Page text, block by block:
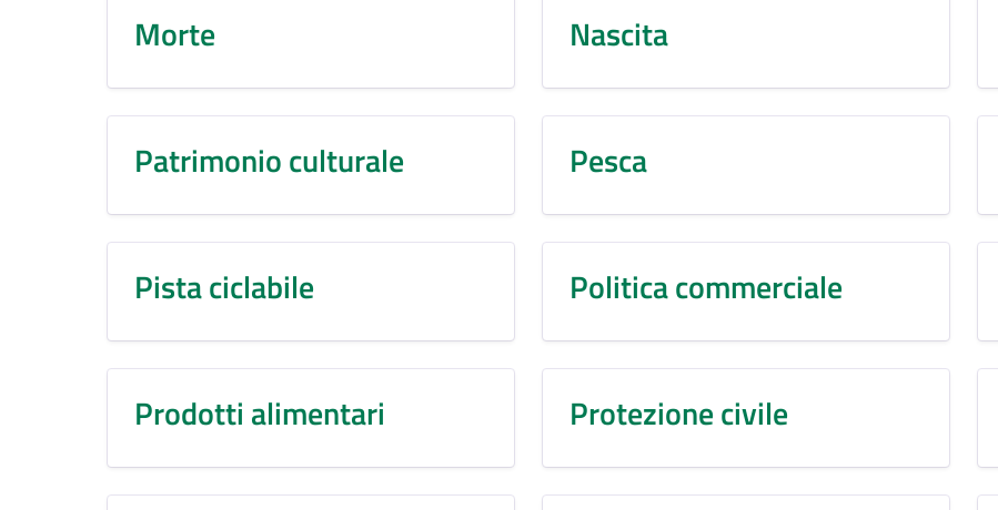
Morte Nascita
Patrimonio culturale Pesca
Pista ciclabile Politica commerciale
Prodotti alimentari Protezione civile